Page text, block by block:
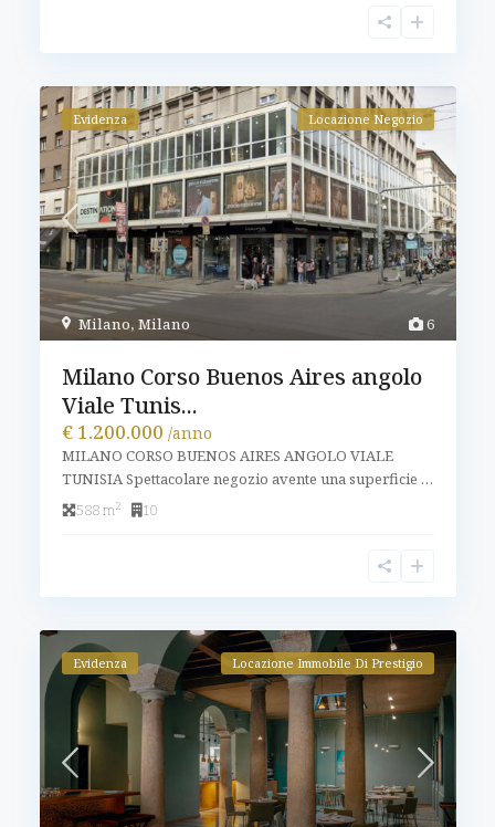
6
Milano, Milano
Evidenza Locazione Negozio
Milano Corso Buenos Aires angolo
Viale Tunis...
€ 1.200.000 /anno
MILANO CORSO BUENOS AIRES ANGOLO VIALE
TUNISIA Spettacolare negozio avente una superficie …
588 m2 10
Evidenza Locazione Immobile Di Prestigio